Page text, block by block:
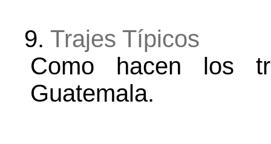
9. Trajes Típicos
Como hacen los
Guatemala.